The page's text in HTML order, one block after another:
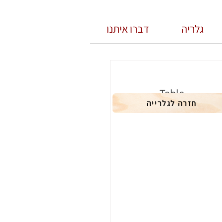
גלריה דברו איתנו
Table
חזרה לגלרייה